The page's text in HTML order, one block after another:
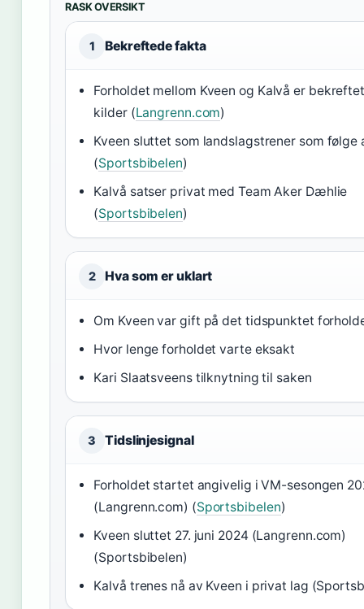
RASK OVERSIKT
1 Bekreftede fakta
Forholdet mellom Kveen og Kalvå er
kilder (Langrenn.com)
Kveen sluttet som landslagstrener som følge
(Sportsbibelen)
Kalvå satser privat med Team Aker Dæhlie
(Sportsbibelen)
2 Hva som er uklart
Om Kveen var gift på det tidspunktet
Hvor lenge forholdet varte eksakt
Kari Slaatsveens tilknytning til saken
3 Tidslinjesignal
Forholdet startet angivelig i VM-sesongen
(Langrenn.com) (Sportsbibelen)
Kveen sluttet 27. juni 2024 (Langrenn.com)
(Sportsbibelen)
Kalvå trenes nå av Kveen i privat lag